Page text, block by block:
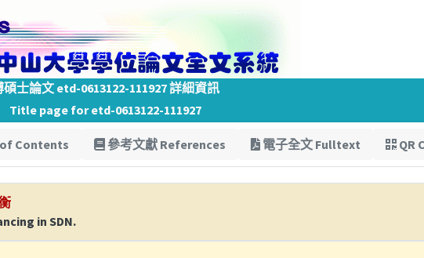
碩士論文 etd-0613122-111927 詳細資訊
Title page for etd-0613122-111927
Contents 參考文獻 References 電子全文 Fulltext QR
in SDN.